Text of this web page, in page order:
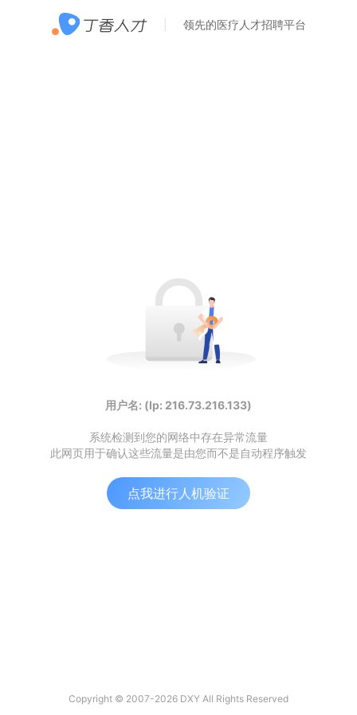
领先的医疗人才招聘平台
用户名: (Ip: 216.73.216.133)
系统检测到您的网络中存在异常流量
此网页用于确认这些流量是由您而不是自动程序触发
点我进行人机验证
Copyright © 2007-2026 DXY All Rights Reserved